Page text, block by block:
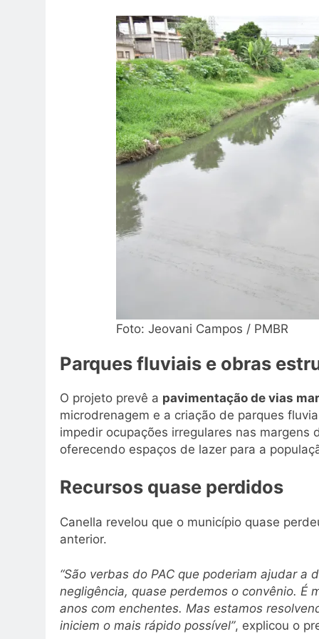
Foto: Jeovani Campos / PMBR
Parques fluviais e obras
O projeto prevê a pavimentação de vias
microdrenagem e a criação de parques
impedir ocupações irregulares nas
oferecendo espaços de lazer para a
Recursos quase perdidos
Canella revelou que o município quase
anterior.
“São verbas do PAC que poderiam ajudar
negligência, quase perdemos o convênio. É
anos com enchentes. Mas estamos
iniciem o mais rápido possível”, explicou o